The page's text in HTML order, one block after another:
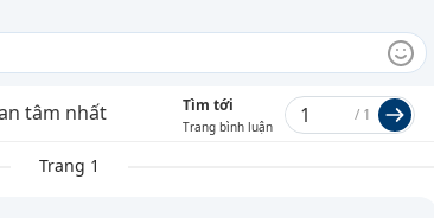
tâm nhất Tìm tới
Trang bình luận
/ 1
Trang 1